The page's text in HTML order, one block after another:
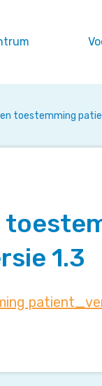
en toestemming
1.3